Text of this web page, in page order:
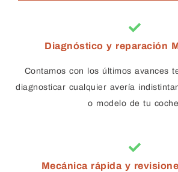
Diagnóstico y reparación
Contamos con los últimos avances
diagnosticar cualquier avería
o modelo de tu
Mecánica rápida y